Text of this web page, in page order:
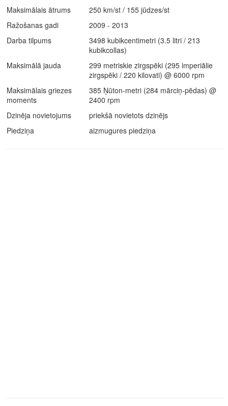
Maksimālais ātrums
250 km/st / 155 jūdzes/st
Ražošanas gadi
2009 - 2013
Darba tilpums
3498 kubikcentimetri (3.5 litri / 213
kubikcollas)
Maksimālā jauda
299 metriskie zirgspēki (295 imperiālie
zirgspēki / 220 kilovati) @ 6000 rpm
Maksimālais griezes
moments
385 Ņūton-metri (284 mārciņ-pēdas) @
2400 rpm
Dzinēja novietojums
priekšā novietots dzinējs
Piedziņa
aizmugures piedziņa